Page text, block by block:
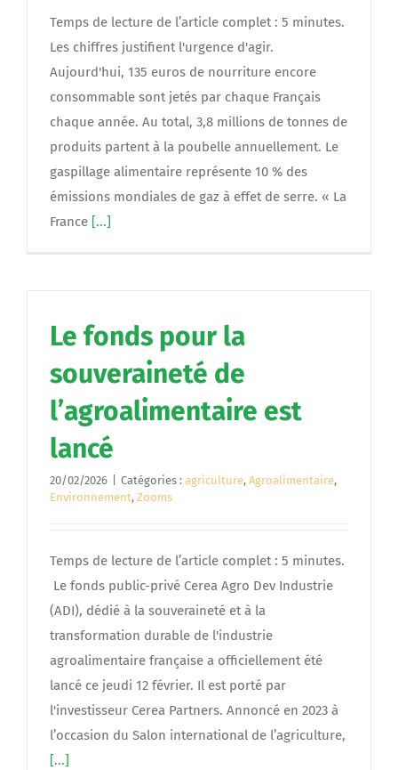
Temps de lecture de l’article complet : 5 minutes.
Les chiffres justifient l'urgence d'agir.
Aujourd'hui, 135 euros de nourriture encore
consommable sont jetés par chaque Français
chaque année. Au total, 3,8 millions de tonnes de
produits partent à la poubelle annuellement. Le
gaspillage alimentaire représente 10 % des
émissions mondiales de gaz à effet de serre. « La
France [...]
Le fonds pour la
souveraineté de
l’agroalimentaire est
lancé
20/02/2026 Catégories : agriculture, Agroalimentaire,
Environnement, Zooms
Temps de lecture de l’article complet : 5 minutes.
Le fonds public-privé Cerea Agro Dev Industrie
(ADI), dédié à la souveraineté et à la
transformation durable de l'industrie
agroalimentaire française a officiellement été
lancé ce jeudi 12 février. Il est porté par
l'investisseur Cerea Partners. Annoncé en 2023 à
l’occasion du Salon international de l’agriculture,
[...]